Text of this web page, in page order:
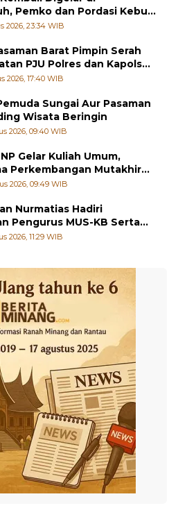
Pemko dan Pordasi Kebut
2026, 23:34 WIB
Barat Pimpin Serah
PJU Polres dan Kapolsek
2026, 17:40 WIB
Sungai Aur Pasaman
Wisata Beringin
2026, 09:40 WIB
Gelar Kuliah Umum,
Perkembangan Mutakhir
2026, 09:49 WIB
Nurmatias Hadiri
MUS-KB Serta
2026-2031,
2026, 11:29 WIB